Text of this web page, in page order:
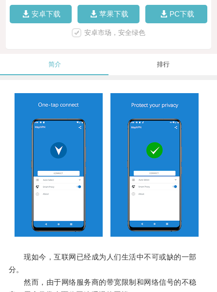
安卓下载 苹果下载 PC下载
安卓市场，安全绿色
简介 排行
现如今，互联网已经成为人们生活中不可或缺的一部
分。
然而，由于网络服务商的带宽限制和网络信号的不稳